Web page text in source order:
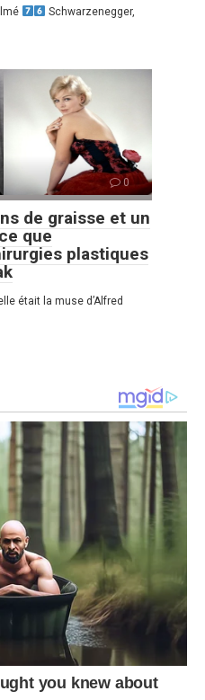
Schwarzenegger,
0
de graisse et un
que
plastiques
était la muse d’Alfred